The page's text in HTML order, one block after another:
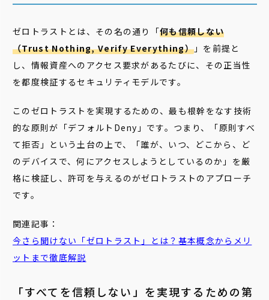
ゼロトラストとは、その名の通り「何も信頼しない
（Trust Nothing, Verify Everything）」を前提と
し、情報資産へのアクセス要求があるたびに、その正当性
を都度検証するセキュリティモデルです。
このゼロトラストを実現するための、最も根幹をなす技術
的な原則が「デフォルトDeny」です。つまり、「原則すべ
て拒否」という土台の上で、「誰が、いつ、どこから、ど
のデバイスで、何にアクセスしようとしているのか」を厳
格に検証し、許可を与えるのがゼロトラストのアプローチ
です。
関連記事：
今さら聞けない「ゼロ トラスト 」とは？基本概念からメリ
ットまで徹底解説
「すべてを信頼しない」を実現するための第